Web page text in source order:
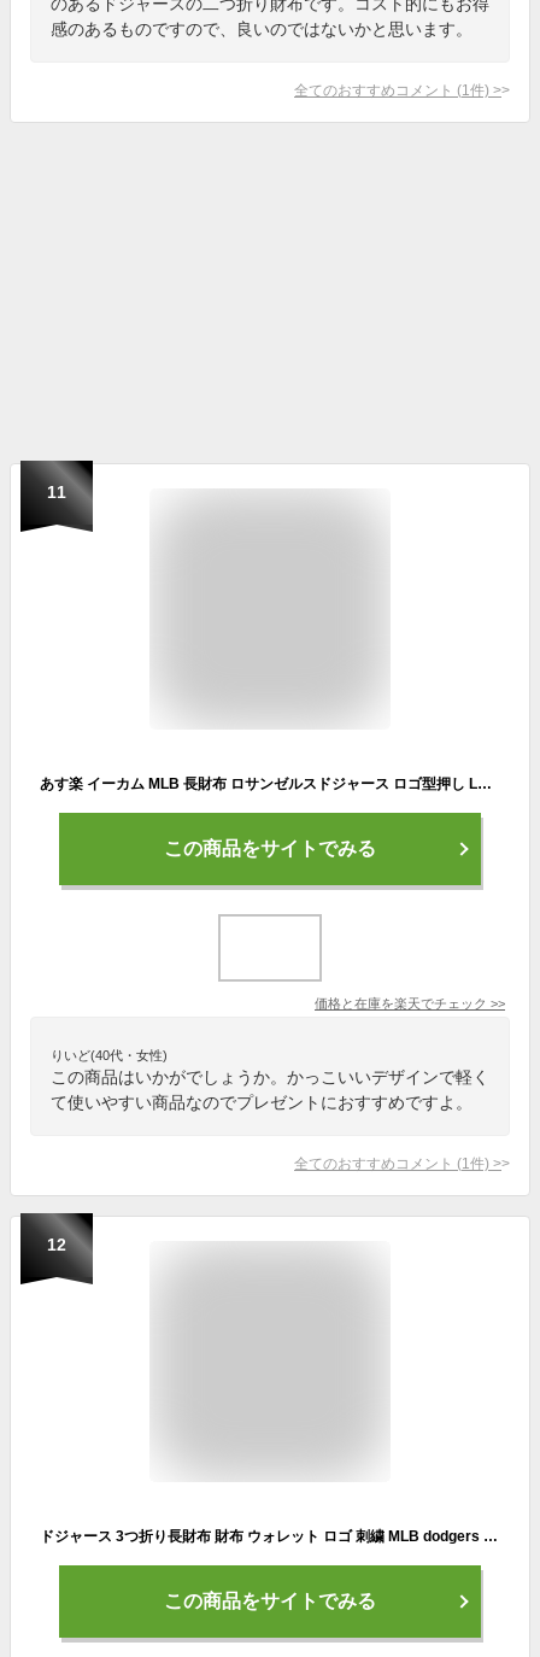
感のあるものですので、良いのではないかと思います。
全てのおすすめコメント (1 件) >
11
あす楽 イーカム MLB 長財布 ロサンゼルスドジャース ロゴ型押し LA-1406P-02
この商品をサイトでみる
価格と在庫を楽天でチェック >>
りいど(40代・女性)
この商品はいかがでしょうか。かっこいいデザインで軽く
て使いやすい商品なのでプレゼントにおすすめですよ。
全てのおすすめコメント (1 件) >
12
ドジャース 3つ折り長財布 財布 ウォレット ロゴ 刺繍 MLB dodgers LA LOS ANGELES ロサンゼルス ドジャース グッズ ブルー おしゃれ プレゼント 男女兼用 ユニフォーム素材 メジャーリーグ ベースボール 大谷翔平 ローライダー Lowrider ウエストコースト アメリカ 雑貨
この商品をサイトでみる